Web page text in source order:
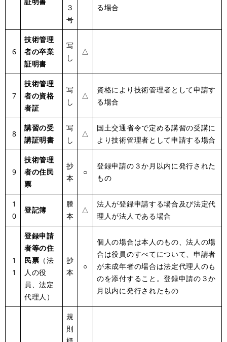
３
号
る場合
6
技術管理
者の卒業
証明書
写
し
△
7
技術管理
者の資格
者証
写
し
△
資格により技術管理者として申請す
る場合
8
講習の受
講証明書
写
し
△
国土交通省令で定める講習の受講に
より技術管理者として申請する場合
9
技術管理
者の住民
票
抄
本
○
登録申請の３か月以内に発行された
もの
1
0
登記簿
謄
本
△
法人が登録申請する場合及び法定代
理人が法人である場合
1
1
登録申請
者等の住
民票 （法
人の役
員、法定
代理人）
抄
本
○
個人の場合は本人のもの、法人の場
合は役員のすべてについて、申請者
が未成年者の場合は法定代理人のも
のを添付すること。登録申請の３か
月以内に発行されたもの
規
則